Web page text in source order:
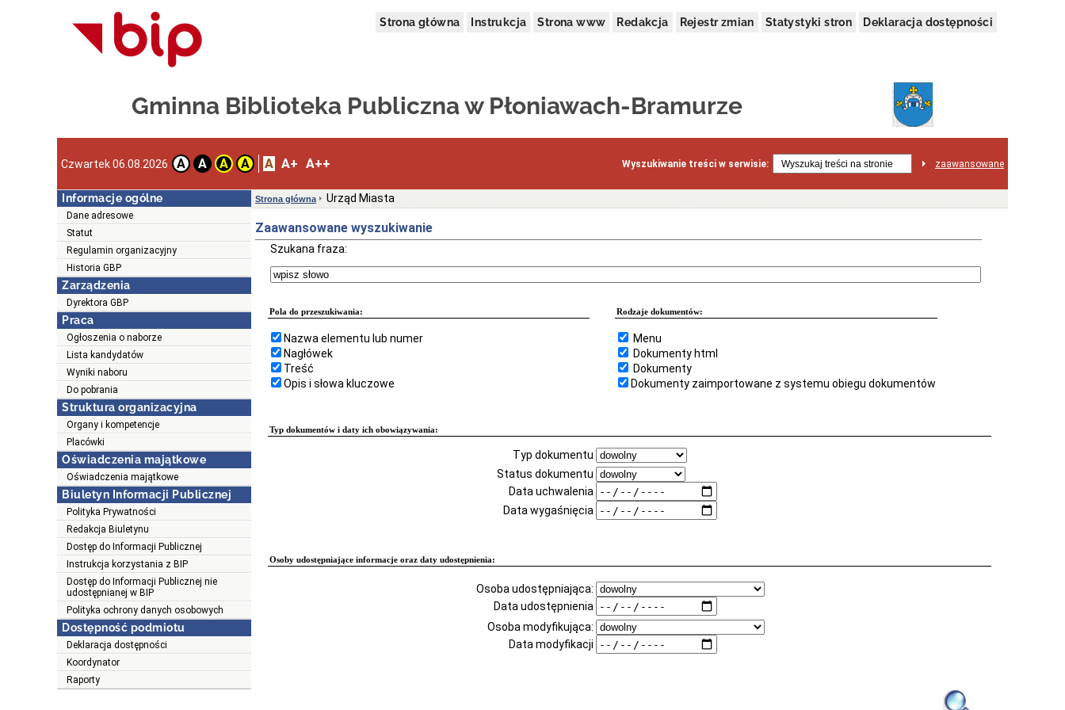
Strona główna Instrukcja Strona www Redakcja Rejestr zmian Statystyki stron Deklaracja dostępności
Gminna Biblioteka Publiczna w Płoniawach-Bramurze
Czwartek 06.08.2026 A A A A A A+ A++ Wyszukiwanie treści w serwisie: zaawansowane
Informacje ogólne
Dane adresowe
Statut
Regulamin organizacyjny
Historia GBP
Zarządzenia
Dyrektora GBP
Praca
Ogłoszenia o naborze
Lista kandydatów
Wyniki naboru
Do pobrania
Struktura organizacyjna
Organy i kompetencje
Placówki
Oświadczenia majątkowe
Oświadczenia majątkowe
Biuletyn Informacji Publicznej
Polityka Prywatności
Redakcja Biuletynu
Dostęp do Informacji Publicznej
Instrukcja korzystania z BIP
Dostęp do Informacji Publicznej nie
udostępnianej w BIP
Polityka ochrony danych osobowych
Dostępność podmiotu
Deklaracja dostępności
Koordynator
Raporty
Strona główna Urząd Miasta
Zaawansowane wyszukiwanie
Szukana fraza:
Pola do przeszukiwania:
Nazwa elementu lub numer
Nagłówek
Treść
Opis i słowa kluczowe
Rodzaje dokumentów:
Menu
Dokumenty html
Dokumenty
Dokumenty zaimportowane z systemu obiegu dokumentów
Typ dokumentów i daty ich obowiązywania:
Typ dokumentu
Status dokumentu
Data uchwalenia
Data wygaśnięcia
Osoby udostępniające informacje oraz daty udostępnienia:
Osoba udostępniająca:
Data udostępnienia
Osoba modyfikująca:
Data modyfikacji